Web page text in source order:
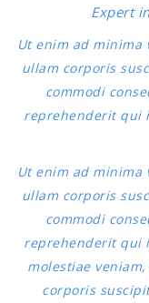
Expert
Ut enim ad minima
ullam corporis
commodi
reprehenderit qui
Ut enim ad minima
ullam corporis
commodi
reprehenderit qui
molestiae
corporis